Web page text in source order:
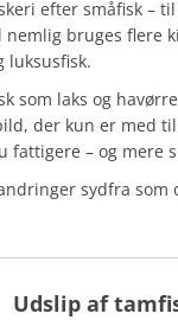
efter småfisk –
nemlig bruges flere
luksusfisk.
som laks og
der kun er med
fattigere – og mere
sydfra
Udslip af